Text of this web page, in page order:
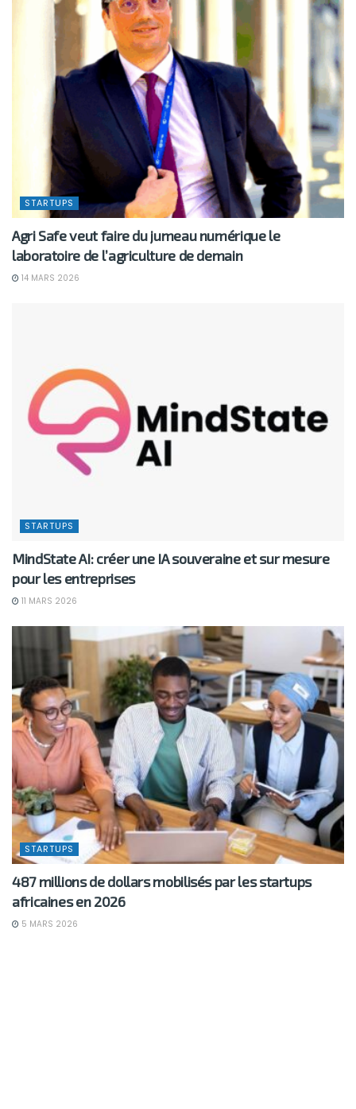
STARTUPS
Agri Safe veut faire du jumeau numérique le
laboratoire de l’agriculture de demain
14 MARS 2026
STARTUPS
MindState AI: créer une IA souveraine et sur mesure
pour les entreprises
11 MARS 2026
STARTUPS
487 millions de dollars mobilisés par les startups
africaines en 2026
5 MARS 2026